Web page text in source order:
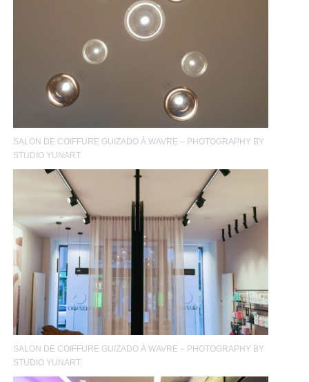
SALON DE COIFFURE GUIZADO À WAVRE – PHOTOGRAPHY BY
STUDIO YUNART
SALON DE COIFFURE GUIZADO À WAVRE – PHOTOGRAPHY BY
STUDIO YUNART